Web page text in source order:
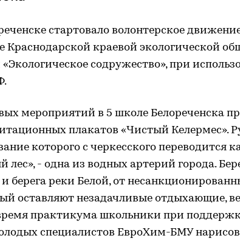
стартовало волонтерское
Краснодарской краевой экологической
содружество», при
мероприятий в 5 школе Белореченска
плакатов «Чистый Келермес».
которого с черкесского переводится
- одна из водных артерий города.
берега реки Белой, от
оставляют незадачливые отдыхающие,
практикума школьники при
специалистов ЕвроХим-БМУ